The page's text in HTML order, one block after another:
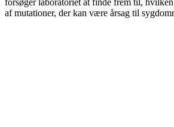
forsøger laboratoriet at finde frem til,
af mutationer, der kan være årsag til